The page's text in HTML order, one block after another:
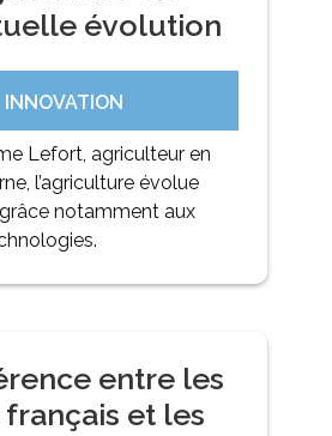
évolution
INNOVATION
Lefort, agriculteur en
l’agriculture évolue
notamment aux
entre les
et les